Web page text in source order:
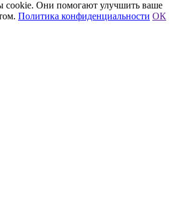
cookie. Они помогают улучшить ваше
Политика конфиденциальности ОК